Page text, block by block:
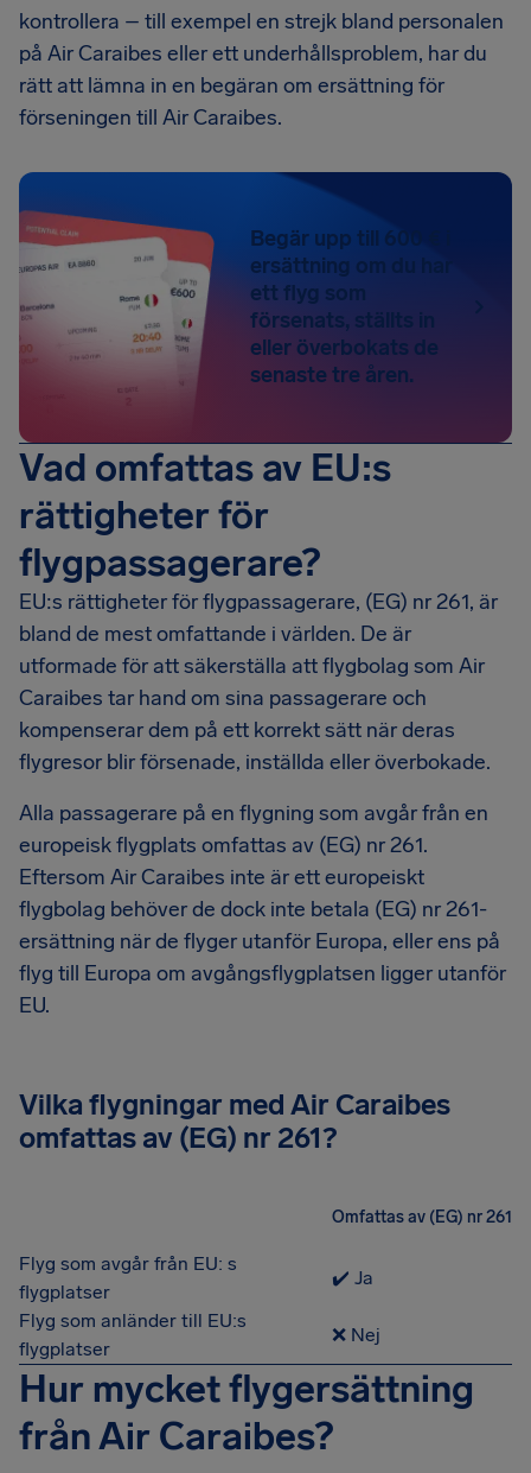
kontrollera – till exempel en strejk bland personalen
på Air Caraibes eller ett underhållsproblem, har du
rätt att lämna in en begäran om ersättning för
förseningen till Air Caraibes.
Begär upp till 600 € i
ersättning om du har
ett flyg som
försenats, ställts in
eller överbokats de
senaste tre åren.
Vad omfattas av EU:s
rättigheter för
flygpassagerare?
EU:s rättigheter för flygpassagerare, (EG) nr 261, är
bland de mest omfattande i världen. De är
utformade för att säkerställa att flygbolag som Air
Caraibes tar hand om sina passagerare och
kompenserar dem på ett korrekt sätt när deras
flygresor blir försenade, inställda eller överbokade.
Alla passagerare på en flygning som avgår från en
europeisk flygplats omfattas av (EG) nr 261.
Eftersom Air Caraibes inte är ett europeiskt
flygbolag behöver de dock inte betala (EG) nr 261-
ersättning när de flyger utanför Europa, eller ens på
flyg till Europa om avgångsflygplatsen ligger utanför
EU.
Vilka flygningar med Air Caraibes
omfattas av (EG) nr 261?
Omfattas av (EG) nr 261
Flyg som avgår från EU: s
flygplatser
✔️ Ja
Flyg som anländer till EU:s
flygplatser
❌ Nej
Hur mycket flygersättning
från Air Caraibes?